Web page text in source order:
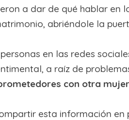
a dar de qué hablar en
abriéndole la
en las redes
a raíz de
con otra
esta información